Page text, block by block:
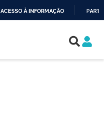
ACESSO À INFORMAÇÃO